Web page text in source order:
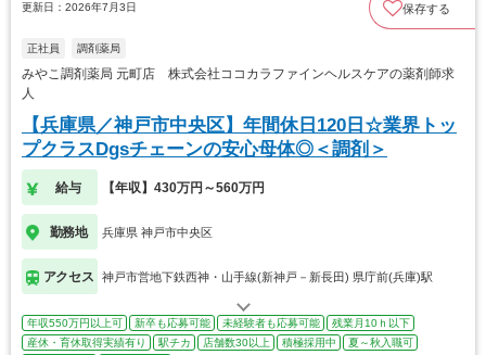
更新日：2026年7月3日 保存する
正社員 調剤薬局
みやこ調剤薬局 元町店 株式会社ココカラファインヘルスケアの薬剤師求
人
【兵庫県／神戸市中央区】年間休日120日☆業界トッ
プクラスDgsチェーンの安心母体◎＜調剤＞
給与 【年収】430万円～560万円
勤務地 兵庫県 神戸市中央区
アクセス 神戸市営地下鉄西神・山手線(新神戸－新長田) 県庁前(兵庫)駅
年収550万円以上可 新卒も応募可能 未経験者も応募可能
残業月10ｈ以下
産休・育休取得実績有り
駅チカ 店舗数30以上 積極採用中
夏～秋入職可